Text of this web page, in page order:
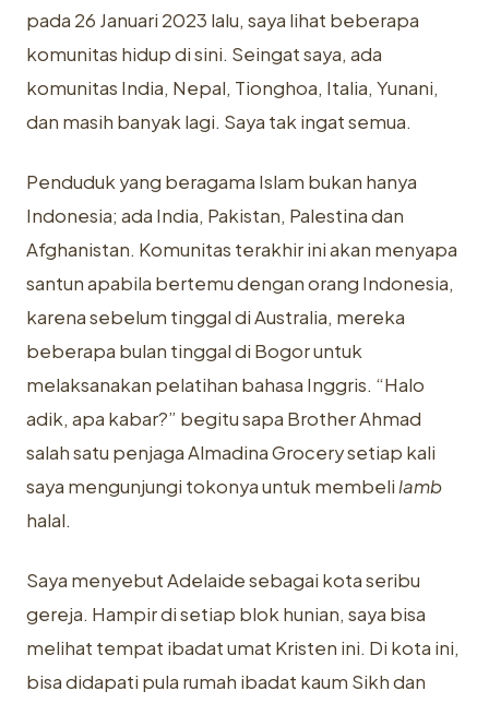
pada 26 Januari 2023 lalu, saya lihat beberapa
komunitas hidup di sini. Seingat saya, ada
komunitas India, Nepal, Tionghoa, Italia, Yunani,
dan masih banyak lagi. Saya tak ingat semua.
Penduduk yang beragama Islam bukan hanya
Indonesia; ada India, Pakistan, Palestina dan
Afghanistan. Komunitas terakhir ini akan menyapa
santun apabila bertemu dengan orang Indonesia,
karena sebelum tinggal di Australia, mereka
beberapa bulan tinggal di Bogor untuk
melaksanakan pelatihan bahasa Inggris. “Halo
adik, apa kabar?” begitu sapa Brother Ahmad
salah satu penjaga Almadina Grocery setiap kali
saya mengunjungi tokonya untuk membelilamb
halal.
Saya menyebut Adelaide sebagai kota seribu
gereja. Hampir di setiap blok hunian, saya bisa
melihat tempat ibadat umat Kristen ini. Di kota ini,
bisa didapati pula rumah ibadat kaum Sikh dan